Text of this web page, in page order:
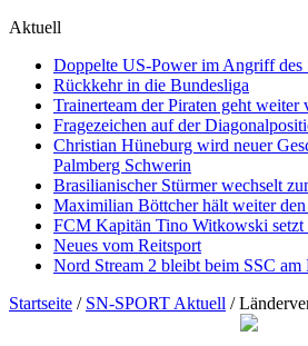
Aktuell
Doppelte US-Power im Angriff des
Rückkehr in die Bundesliga
Trainerteam der Piraten geht weiter
Fragezeichen auf der
Christian Hüneburg wird neuer
Palmberg Schwerin
Brasilianischer Stürmer wechselt
Maximilian Böttcher hält weiter den
FCM Kapitän Tino Witkowski setzt
Neues vom Reitsport
Nord Stream 2 bleibt beim SSC am
Startseite / SN-SPORT Aktuell /